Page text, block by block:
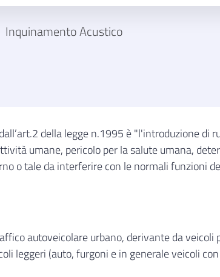
Inquinamento Acustico
della legge n.1995 è "l'introduzione
umane, pericolo per la salute umana,
o tale da interferire con le normali funzioni
autoveicolare urbano, derivante da
leggeri (auto, furgoni e in generale veicoli